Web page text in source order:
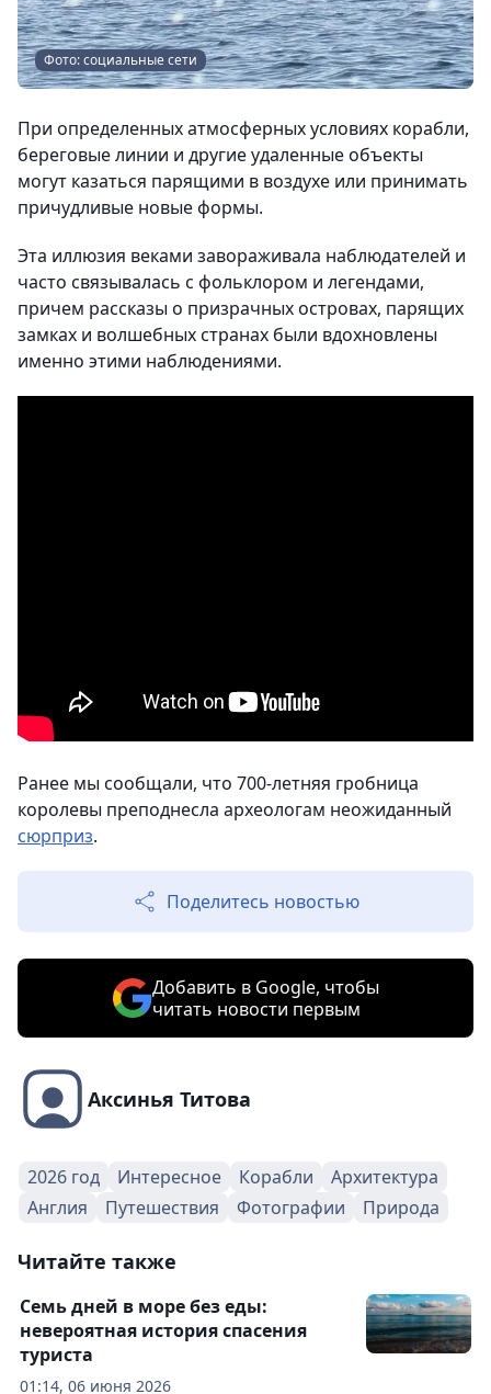
Фото: социальные сети
При определенных атмосферных условиях корабли,
береговые линии и другие удаленные объекты
могут казаться парящими в воздухе или принимать
причудливые новые формы.
Эта иллюзия веками завораживала наблюдателей и
часто связывалась с фольклором и легендами,
причем рассказы о призрачных островах, парящих
замках и волшебных странах были вдохновлены
именно этими наблюдениями.
Ранее мы сообщали, что 700-летняя гробница
королевы преподнесла археологам неожиданный
сюрприз.
Поделитесь новостью
Добавить в Google, чтобы
читать новости первым
Аксинья Титова
2026 год Интересное Корабли
Архитектура
Англия
Путешествия Фотографии Природа
Читайте также
01:14, 06 июня 2026
Семь дней в море без еды:
невероятная история спасения
туриста